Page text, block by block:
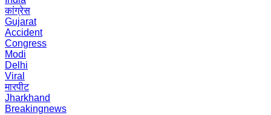
कांग्रेस
Gujarat
Accident
Congress
Modi
Delhi
Viral
मारपीट
Jharkhand
Breakingnews